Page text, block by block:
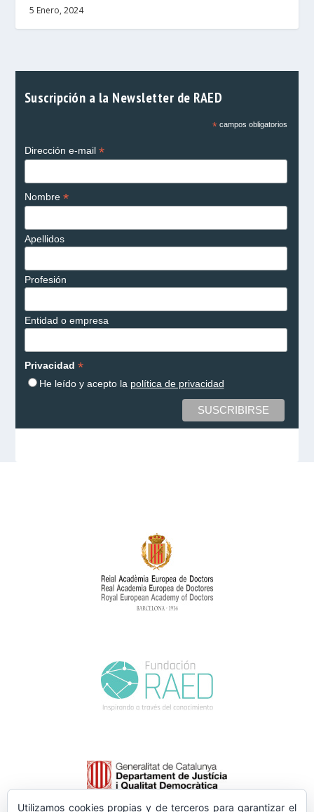
5 Enero, 2024
Suscripción a la Newsletter de RAED
*campos obligatorios
Dirección e-mail *
Nombre *
Apellidos
Profesión
Entidad o empresa
Privacidad *
He leído y acepto la política de privacidad
Utilizamos cookies propias y de terceros para garantizar el